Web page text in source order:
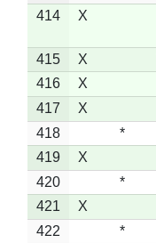
414
X
415 X
416
X
417
X
418
*
419
X
420
*
421
X
422
*